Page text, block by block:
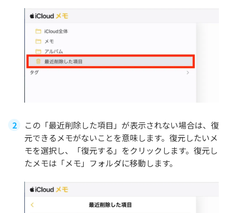
この「最近削除した項目」が表示されない場合は、復
元できるメモがないことを意味します。復元したいメ
モを選択し、「復元する」をクリックします。復元し
たメモは「メモ」フォルダに移動します。